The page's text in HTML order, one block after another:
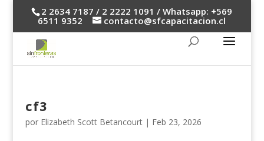
2 2634 7187 / 2 2222 1091 / Whatsapp: +569
6511 9352
contacto@sfcapacitacion.cl
cf3
por Elizabeth Scott Betancourt| Feb 23, 2026